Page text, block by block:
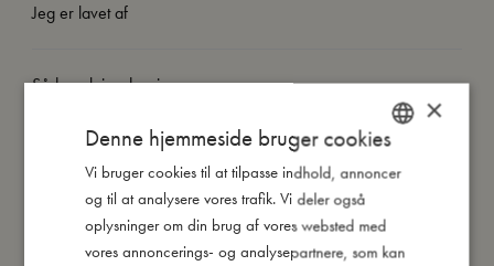
Jeg er lavet af
Sådan plejer du mig
DANISH
GERMAN
×
Denne hjemmeside bruger cookies
Vi bruger cookies til at tilpasse indhold, annoncer
og til at analysere vores trafik. Vi deler også
oplysninger om din brug af vores websted med
vores annoncerings- og analysepartnere, som kan